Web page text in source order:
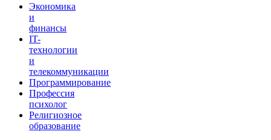
Экономика
и
финансы
IT-
технологии
и
телекоммуникации
Программирование
Профессия
психолог
Религиозное
образование